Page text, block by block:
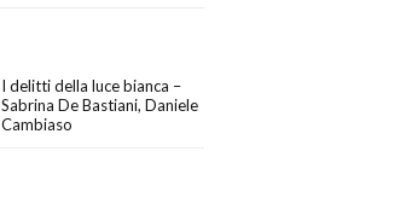
I delitti della luce bianca –
Sabrina De Bastiani, Daniele
Cambiaso